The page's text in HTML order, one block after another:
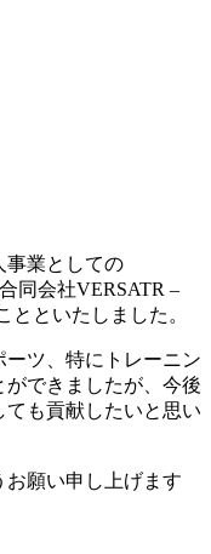
事業としての
同会社VERSATR –
とといたしました。
ツ、特にトレーニン
できましたが、今後
も貢献したいと思い
願い申し上げます